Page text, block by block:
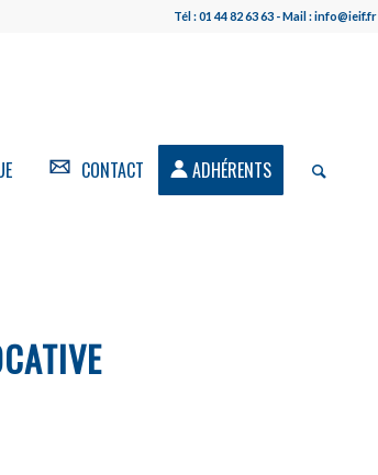
Tél : 01 44 82 63 63 - Mail : info@ieif.fr
CONTACT ADHÉRENTS